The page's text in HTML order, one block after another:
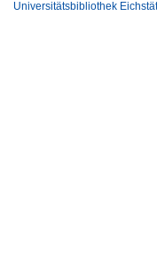
Universitätsbibliothek